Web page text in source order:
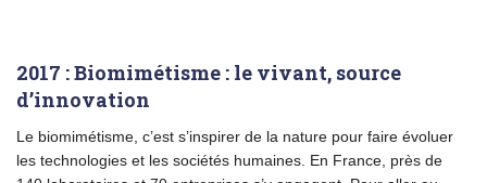
2017 : Biomimétisme : le vivant, source
d’innovation
Le biomimétisme, c’est s’inspirer de la nature pour faire évoluer
les technologies et les sociétés humaines. En France, près de